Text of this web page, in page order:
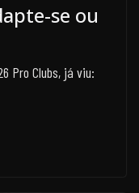
se ou
Pro Clubs, já viu: